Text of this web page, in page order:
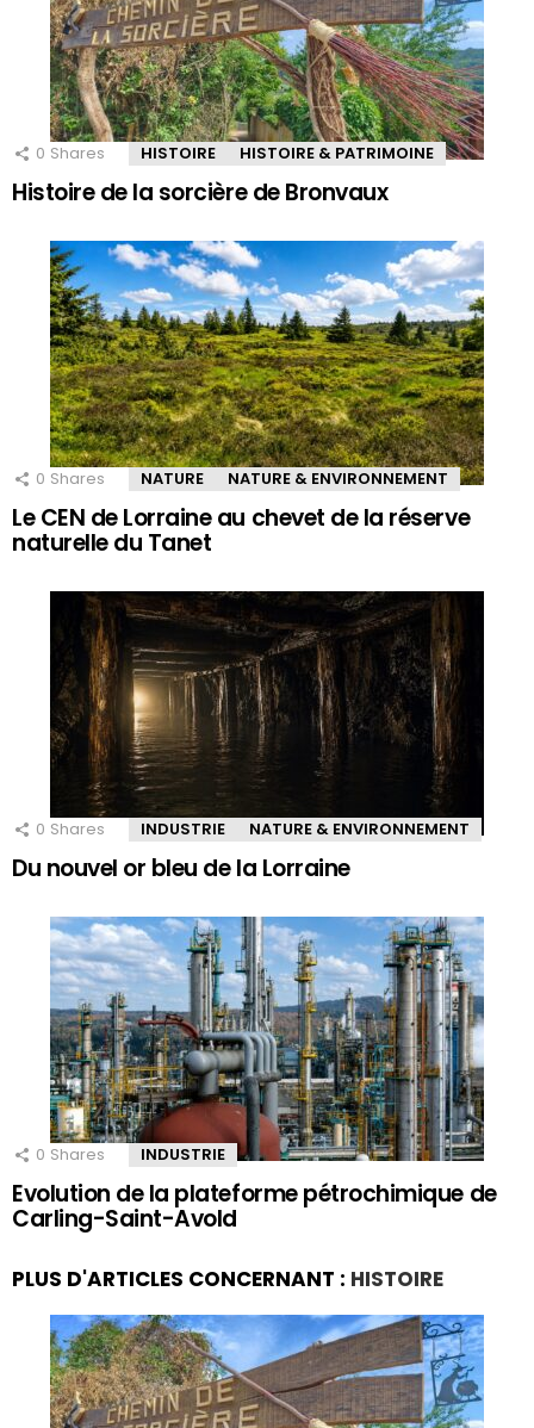
0 Shares HISTOIRE HISTOIRE & PATRIMOINE
Histoire de la sorcière de Bronvaux
0 Shares NATURE NATURE & ENVIRONNEMENT
Le CEN de Lorraine au chevet de la réserve
naturelle du Tanet
0 Shares INDUSTRIE NATURE & ENVIRONNEMENT
Du nouvel or bleu de la Lorraine
0 Shares INDUSTRIE
Evolution de la plateforme pétrochimique de
Carling-Saint-Avold
PLUS D'ARTICLES CONCERNANT : HISTOIRE